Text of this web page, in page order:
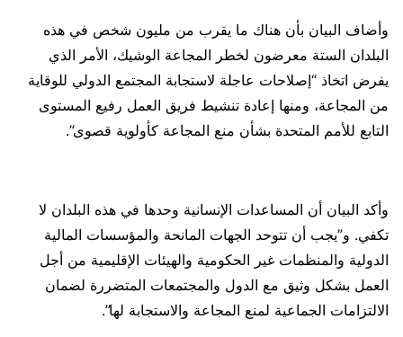
وأضاف البيان بأن هناك ما يقرب من مليون شخص في هذه
البلدان الستة معرضون لخطر المجاعة الوشيك، الأمر الذي
يفرض اتخاذ “إصلاحات عاجلة لاستجابة المجتمع الدولي للوقاية
من المجاعة، ومنها إعادة تنشيط فريق العمل رفيع المستوى
التابع للأمم المتحدة بشأن منع المجاعة كأولوية قصوى”.
وأكد البيان أن المساعدات الإنسانية وحدها في هذه البلدان لا
تكفي. و”يجب أن تتوحد الجهات المانحة والمؤسسات المالية
الدولية والمنظمات غير الحكومية والهيئات الإقليمية من أجل
العمل بشكل وثيق مع الدول والمجتمعات المتضررة لضمان
الالتزامات الجماعية لمنع المجاعة والاستجابة لها”.